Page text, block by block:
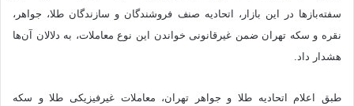
سفته‌بازها در این بازار، اتحادیه صنف فروشندگان و سازندگان طلا، جواهر،
نقره و سکه تهران ضمن غیرقانونی خواندن این نوع معاملات، به دلالان آن‌ها
هشدار داد.
طبق اعلام اتحادیه طلا و جواهر تهران، معاملات غیرفیزیکی طلا و سکه